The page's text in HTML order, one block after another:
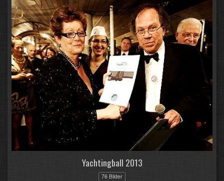
Yachtingball 2013
76 Bilder